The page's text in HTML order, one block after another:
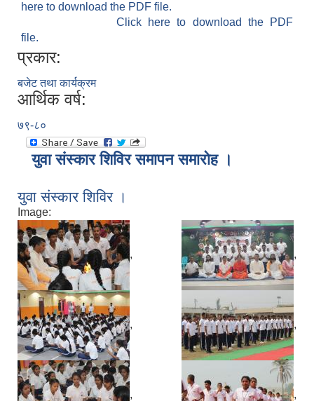
here to download the PDF file.
Click here to download the PDF
file.
प्रकार:
बजेट तथा कार्यक्रम
आर्थिक वर्ष:
७९-८०
युवा संस्कार शिविर समापन समारोह ।
युवा संस्कार शिविर ।
Image:
, ,
, ,
, ,